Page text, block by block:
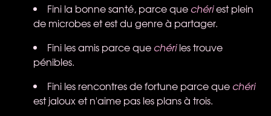
Fini la bonne santé, parce que chériest plein
de microbes et est du genre à partager.
Fini les amis parce que chériles trouve
pénibles.
Fini les rencontres de fortune parce que chéri
est jaloux et n'aime pas les plans à trois.